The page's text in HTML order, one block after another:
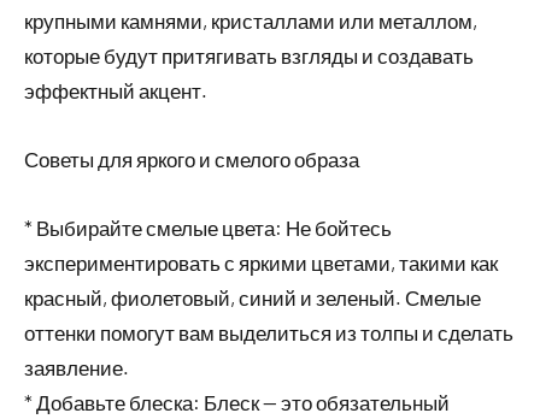
крупными камнями, кристаллами или металлом,
которые будут притягивать взгляды и создавать
эффектный акцент.
Советы для яркого и смелого образа
* Выбирайте смелые цвета: Не бойтесь
экспериментировать с яркими цветами, такими как
красный, фиолетовый, синий и зеленый. Смелые
оттенки помогут вам выделиться из толпы и сделать
заявление.
* Добавьте блеска: Блеск — это обязательный